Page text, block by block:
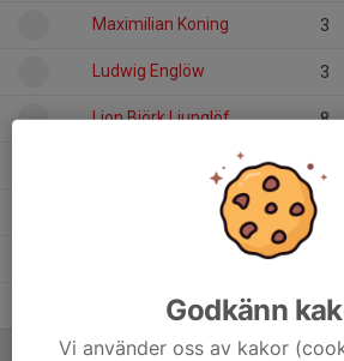
Maximilian Koning 3
Ludwig Englöw 3
Lion Björk Ljunglöf 8
Gustav Johansson
Gustav Halgunset
Ebbe Nilsson 2
Godkänn
Vi använder oss av kakor